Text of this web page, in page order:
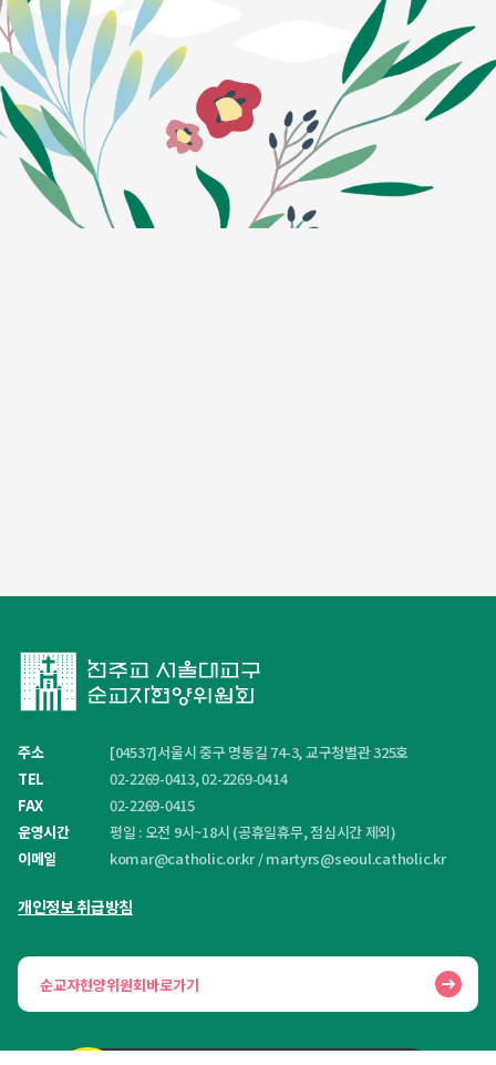
주소
[04537]서울시 중구 명동길 74-3, 교구청별관 325호
TEL
02-2269-0413, 02-2269-0414
FAX
02-2269-0415
운영시간
평일 : 오전 9시~18시 (공휴일휴무, 점심시간 제외)
이메일
komar@catholic.or.kr/martyrs@seoul.catholic.kr
개인정보 취급방침
순교자현양위원회바로가기